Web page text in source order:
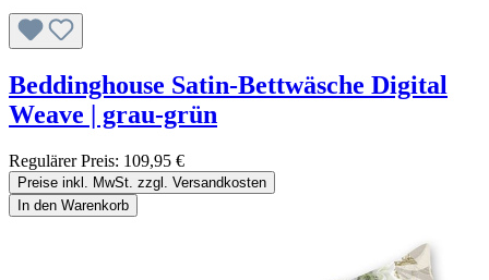
Beddinghouse Satin-Bettwäsche Digital
Weave | grau-grün
Regulärer Preis: 109,95 €
Preise inkl. MwSt. zzgl. Versandkosten
In den Warenkorb